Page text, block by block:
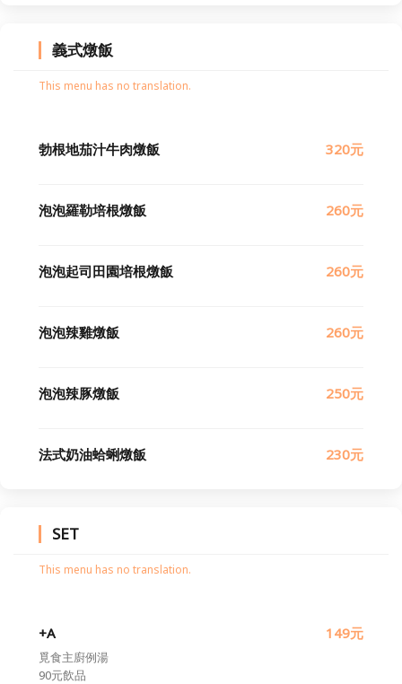
義式燉飯
This menu has no translation.
勃根地茄汁牛肉燉飯 320元
泡泡羅勒培根燉飯 260元
泡泡起司田園培根燉飯 260元
泡泡辣雞燉飯 260元
泡泡辣豚燉飯 250元
法式奶油蛤蜊燉飯 230元
SET
This menu has no translation.
+A 149元
覓食主廚例湯
90元飲品